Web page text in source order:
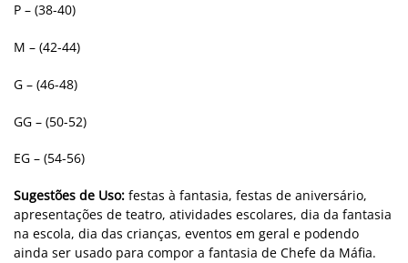
P – (38-40)
M – (42-44)
G – (46-48)
GG – (50-52)
EG – (54-56)
Sugestões de Uso: festas à fantasia, festas de aniversário,
apresentações de teatro, atividades escolares, dia da fantasia
na escola, dia das crianças, eventos em geral e podendo
ainda ser usado para compor a fantasia de Chefe da Máfia.